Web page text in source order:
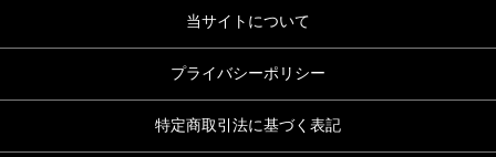
当サイトについて
プライバシーポリシー
特定商取引法に基づく表記